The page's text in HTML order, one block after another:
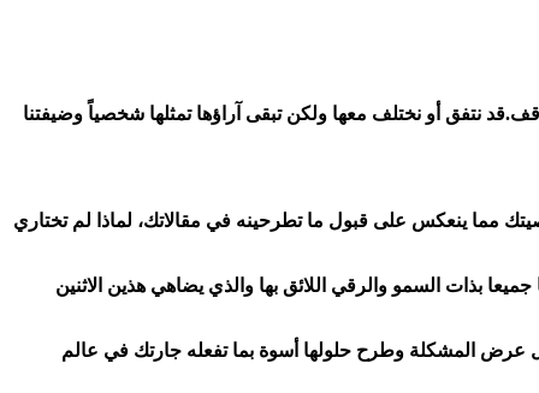
نتفق أو نختلف معها ولكن تبقى آراؤها تمثلها شخصياً وضيفتنا
مما ينعكس على قبول ما تطرحينه في مقالاتك، لماذا لم تختاري
بذات السمو والرقي اللائق بها والذي يضاهي هذين الاثنين
عرض المشكلة وطرح حلولها أسوة بما تفعله جارتك في عالم